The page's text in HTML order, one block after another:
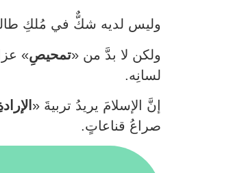
وليس لديه شكٌّ في مُلكِ
ولكن لا بدَّ من «تمحيصِ»
لسانِه.
إنَّ الإسلامَ يريدُ تربيةَ «
صراعُ قناعاتٍ.